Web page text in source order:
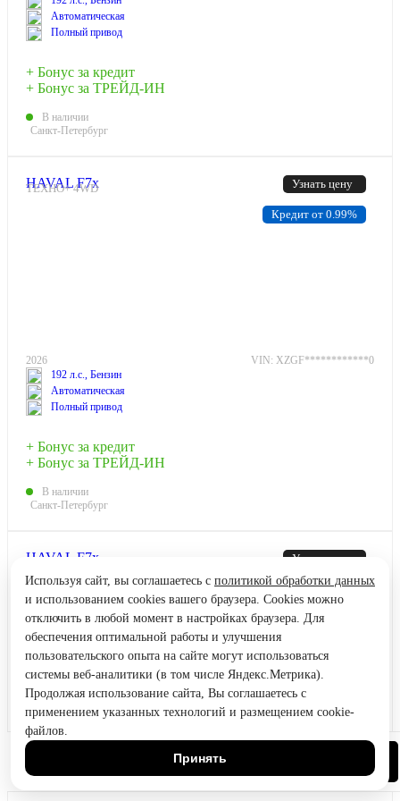
Автоматическая
Полный привод
+ Бонус за кредит
+ Бонус за ТРЕЙД-ИН
В наличии
Санкт-Петербург
Узнать цену
HAVAL F7x
ТЕХНО+ 4WD
2026
VIN: XZGF************0
192 л.с., Бензин
Автоматическая
Полный привод
+ Бонус за кредит
+ Бонус за ТРЕЙД-ИН
В наличии
Санкт-Петербург
Кредит от 0.99%
Узнать цену
HAVAL F7x
2025
Кредит от 0.99%
Используя сайт, вы соглашаетесь с политикой обработки данных
и использованием cookies вашего браузера. Cookies можно
отключить в любой момент в настройках браузера. Для
обеспечения оптимальной работы и улучшения
пользовательского опыта на сайте могут использоваться
системы веб-аналитики (в том числе Яндекс.Метрика).
Продолжая использование сайта, Вы соглашаетесь с
применением указанных технологий и размещением cookie-
файлов.
Принять